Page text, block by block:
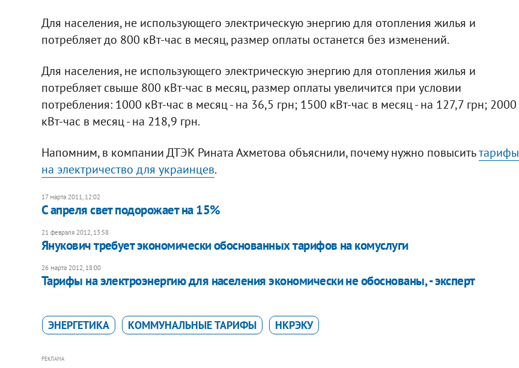
Для населения, не использующего электрическую энергию для отопления жилья и
потребляет до 800 кВт-час в месяц, размер оплаты останется без изменений.
Для населения, не использующего электрическую энергию для отопления жилья и
потребляет свыше 800 кВт-час в месяц, размер оплаты увеличится при условии
потребления: 1000 кВт-час в месяц - на 36,5 грн; 1500 кВт-час в месяц - на 127,7 грн; 2000
кВт-час в месяц - на 218,9 грн.
Напомним, в компании ДТЭК Рината Ахметова объяснили, почему нужно повыситьтарифы
на электричество для украинцев.
17 марта 2011, 12:02
С апреля свет подорожает на 15%
21 февраля 2012, 13:58
Янукович требует экономически обоснованных тарифов на комуслуги
26 марта 2012, 18:00
Тарифы на электроэнергию для населения экономически не обоснованы, - эксперт
ЭНЕРГЕТИКА КОММУНАЛЬНЫЕ ТАРИФЫ НКРЭКУ
РЕКЛАМА